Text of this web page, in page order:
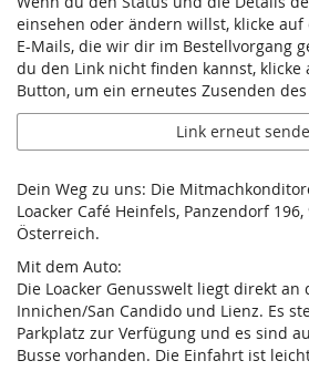
einsehen oder ändern willst, klicke
E-Mails, die wir dir im Bestellvorgang
du den Link nicht finden kannst, klicke
Button, um ein erneutes Zusenden
Link erneut
Dein Weg zu uns: Die
Loacker Café Heinfels, Panzendorf
Österreich.
Mit dem Auto:
Die Loacker Genusswelt liegt direkt an
Innichen/San Candido und Lienz. Es
Parkplatz zur Verfügung und es sind
Busse vorhanden. Die Einfahrt ist